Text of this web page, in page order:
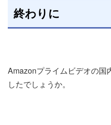
終わりに
Amazonプライムビデオの国
したでしょうか。